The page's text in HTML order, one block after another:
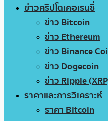
ข่าวคริปโตเคอเรนซี่
ข่าว Bitcoin
ข่าว Ethereum
ข่าว Binance
ข่าว Dogecoin
ข่าว Ripple
ราคาและการวิเคราะห์
ราคา Bitcoin